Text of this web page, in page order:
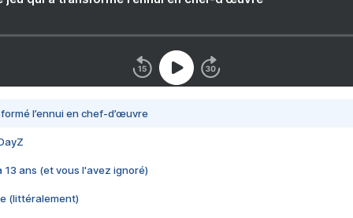
l’ennui en chef-d’œuvre
13 ans (et vous l'avez ignoré)
(littéralement)